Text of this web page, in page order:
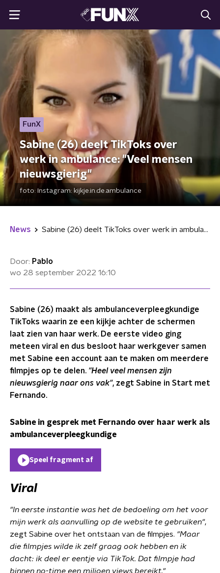
FunX
Sabine (26) deelt TikToks over
werk in ambulance: "Veel mensen
nieuwsgierig"
foto: Instagram: kijkje.in.de.ambulance
News Sabine (26) deelt TikToks over werk in ambulance: "Veel mensen nieuwsgierig"
Door: Pablo
wo 28 september 2022 16:10
Sabine (26) maakt als ambulanceverpleegkundige
TikToks waarin ze een kijkje achter de schermen
laat zien van haar werk. De eerste video ging
meteen viral en dus besloot haar werkgever samen
met Sabine een account aan te maken om meerdere
filmpjes op te delen. "Heel veel mensen zijn
nieuwsgierig naar ons vak", zegt Sabine in Start met
Fernando.
Sabine in gesprek met Fernando over haar werk als
ambulanceverpleegkundige
Speel fragment af
Viral
"In eerste instantie was het de bedoeling om het voor
mijn werk als aanvulling op de website te gebruiken",
zegt Sabine over het ontstaan van de filmpjes. "Maar
die filmpjes wilde ik zelf graag ook hebben en ik
dacht: ik deel er eentje via TikTok. Dat filmpje had
binnen no-time een miljoen views bereikt."